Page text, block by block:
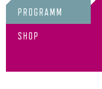
PROGRAMM
SHOP